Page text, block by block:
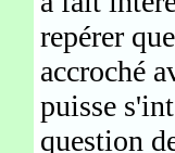
repérer
accroché
puisse
question